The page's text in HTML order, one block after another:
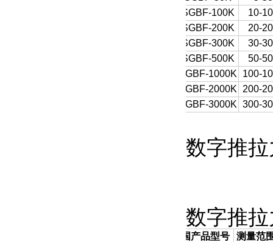
SGBF-100K
10-
SGBF-200K
20-
SGBF-300K
30-
SGBF-500K
50-
SGBF-1000K
100-
SGBF-2000K
200-
SGBF-3000K 300-
数字推
数字推
国产品型号
测量范